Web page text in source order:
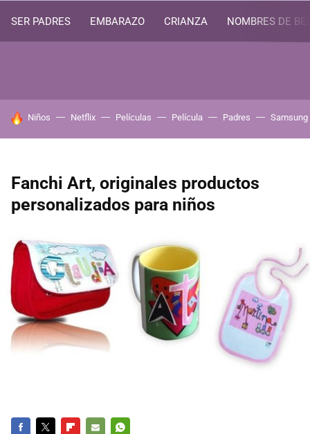
SER PADRES EMBARAZO CRIANZA NOMBRES DE
HOY SE HABLA DE
Niños Netflix Películas Película Padres Samsung
Fanchi Art, originales productos
personalizados para niños